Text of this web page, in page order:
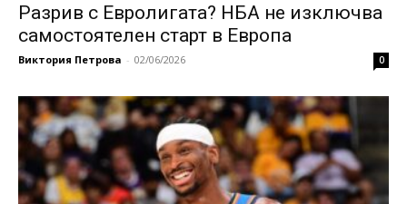
Разрив с Евролигата? НБА не изключва
самостоятелен старт в Европа
Виктория Петрова - 02/06/2026 0